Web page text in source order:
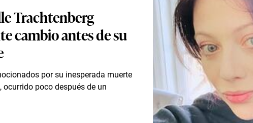
Trachtenberg
cambio antes de su
por su inesperada muerte
poco después de un